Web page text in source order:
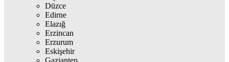
Düzce
Edirne
Elazığ
Erzincan
Erzurum
Eskişehir
Gaziantep